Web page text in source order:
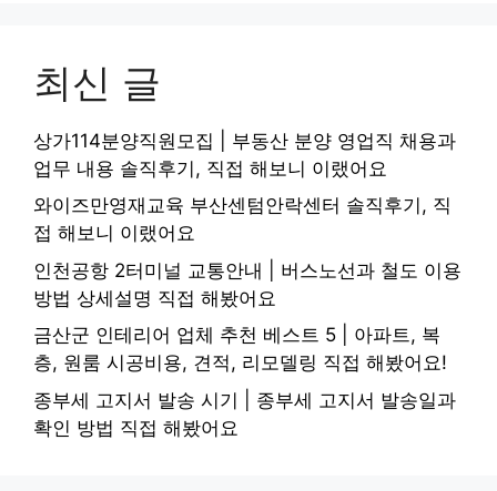
최신 글
상가114분양직원모집 | 부동산 분양 영업직 채용과
업무 내용 솔직후기, 직접 해보니 이랬어요
와이즈만영재교육 부산센텀안락센터 솔직후기, 직
접 해보니 이랬어요
인천공항 2터미널 교통안내 | 버스노선과 철도 이용
방법 상세설명 직접 해봤어요
금산군 인테리어 업체 추천 베스트 5 | 아파트, 복
층, 원룸 시공비용, 견적, 리모델링 직접 해봤어요!
종부세 고지서 발송 시기 | 종부세 고지서 발송일과
확인 방법 직접 해봤어요